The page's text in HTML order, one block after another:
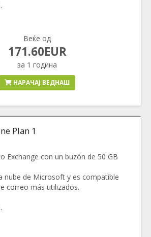
Веќе од
171.60EUR
за 1 година
НАРАЧАЈ ВЕДНАШ
Plan 1
Exchange con un buzón de 50 GB
nube de Microsoft y es compatible
correo más utilizados.